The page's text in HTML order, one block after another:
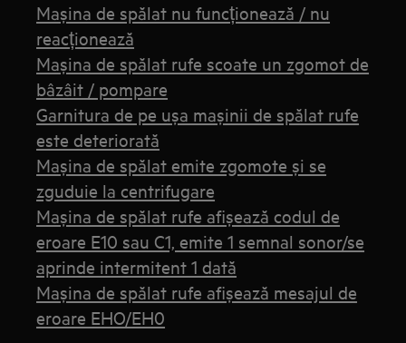
Mașina de spălat nu funcționează / nu
reacționează
Mașina de spălat rufe scoate un zgomot de
bâzâit / pompare
Garnitura de pe ușa mașinii de spălat rufe
este deteriorată
Maşina de spălat emite zgomote şi se
zguduie la centrifugare
Mașina de spălat rufe afișează codul de
eroare E10 sau C1, emite 1 semnal sonor/se
aprinde intermitent 1 dată
Mașina de spălat rufe afișează mesajul de
eroare EHO/EH0